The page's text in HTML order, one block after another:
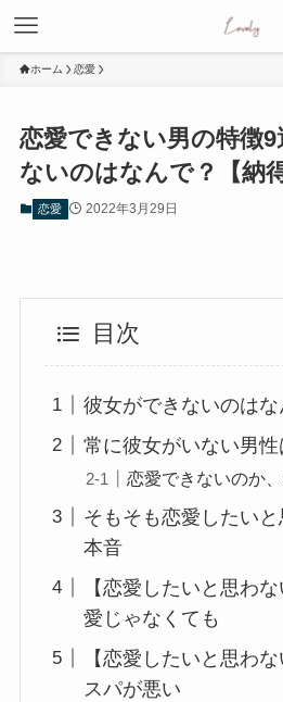
ホーム 恋愛
恋愛できない男の特徴9
ないのはなんで？【納得
恋愛 2022年3月29日
目次
彼女ができないのはな
常に彼女がいない男
恋愛できないのか
そもそも恋愛したい
本音
【恋愛したいと思わ
愛じゃなくても
【恋愛したいと思わ
スパが悪い